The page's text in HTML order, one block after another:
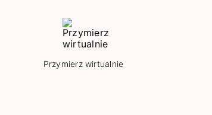
Przymierz wirtualnie